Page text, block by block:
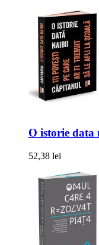
O istorie data
52,38 lei